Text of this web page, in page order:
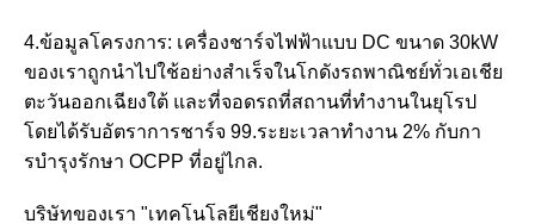
4.ข้อมูลโครงการ: เครื่องชาร์จไฟฟ้าแบบ DC ขนาด 30kW
ของเราถูกนําไปใช้อย่างสําเร็จในโกดังรถพาณิชย์ทั่วเอเชีย
ตะวันออกเฉียงใต้ และที่จอดรถที่สถานที่ทํางานในยุโรป
โดยได้รับอัตราการชาร์จ 99.ระยะเวลาทํางาน 2% กับกา
รบํารุงรักษา OCPP ที่อยู่ไกล.
บริษัทของเรา "เทคโนโลยีเชียงใหม่"